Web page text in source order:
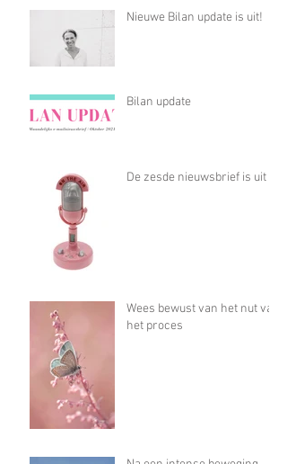
Nieuwe Bilan update is uit!
Bilan update
De zesde nieuwsbrief is uit
Wees bewust van het nut van
het proces